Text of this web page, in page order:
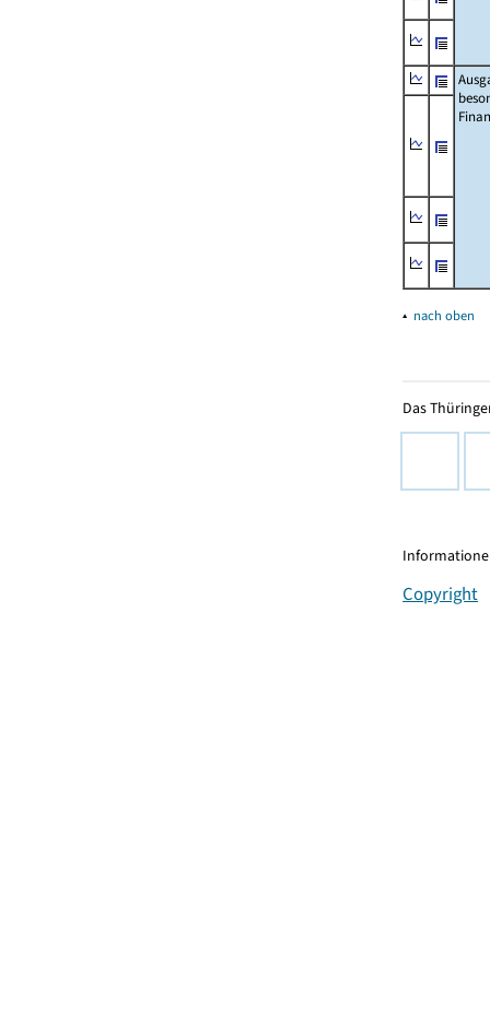
▴ nach oben
Das
Copyright